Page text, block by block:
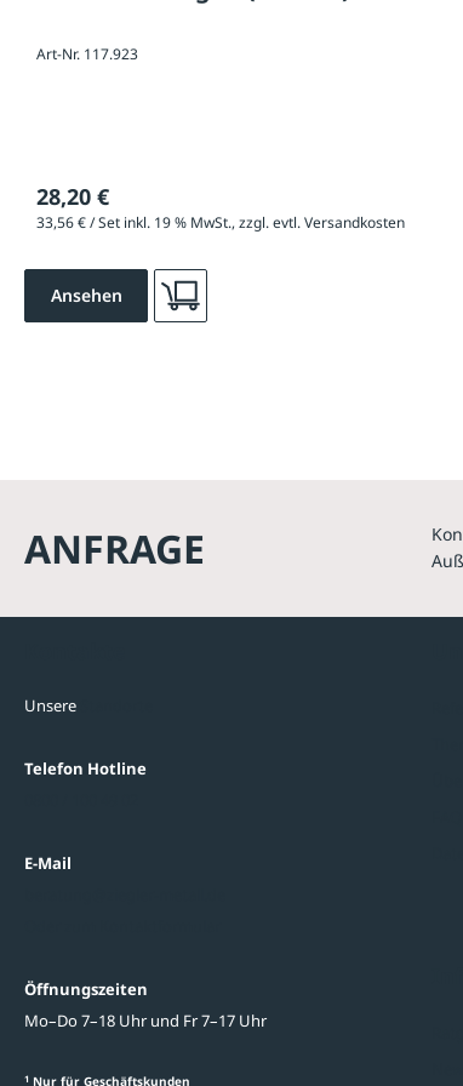
Art-Nr. 117.923
28,20 €
33,56 € / Set inkl. 19 % MwSt., zzgl. evtl. Versandkosten
Ansehen
ANFRAGE
Unsere
Telefon Hotline
E-Mail
Öffnungszeiten
Mo–Do 7–18 Uhr und Fr 7–17 Uhr
1 Nur für Geschäftskunden